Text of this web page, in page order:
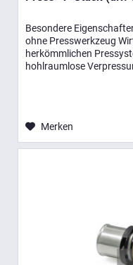
Besondere
ohne Presswerkzeug
herkömmlichen
hohlraumlose
Merken